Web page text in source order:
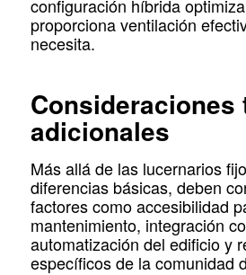
configuración híbrida
proporciona ventilación
necesita.
Consideraciones
adicionales
Más allá de las lucernarios
diferencias básicas, deben
factores como accesibilidad
mantenimiento, integración
automatización del edificio y
específicos de la comunidad